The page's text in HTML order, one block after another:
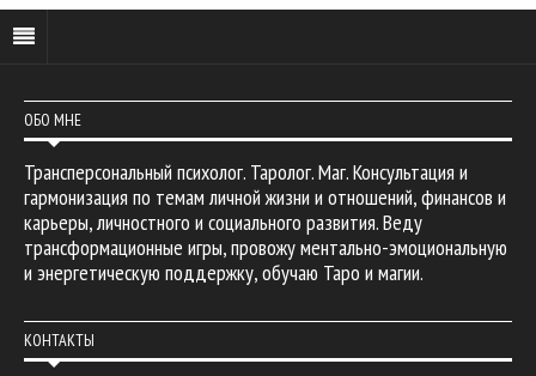
ОБО МНЕ
Трансперсональный психолог. Таролог. Маг. Консультация и
гармонизация по темам личной жизни и отношений, финансов и
карьеры, личностного и социального развития. Веду
трансформационные игры, провожу ментально-эмоциональную
и энергетическую поддержку, обучаю Таро и магии.
КОНТАКТЫ